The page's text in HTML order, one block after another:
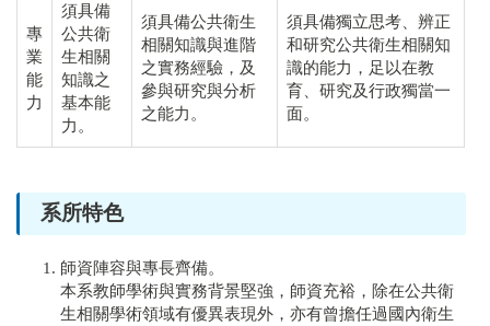
專
業
能
力
須具備
公共衛
生相關
知識之
基本能
力。
須具備公共衛生
相關知識與進階
之實務經驗，及
參與研究與分析
之能力。
須具備獨立思考、辨正
和研究公共衛生相關知
識的能力，足以在教
育、研究及行政獨當一
面。
系所特色
師資陣容與專長齊備。
本系教師學術與實務背景堅強，師資充裕，除在公共衛
生相關學術領域有優異表現外，亦有曾擔任過國內衛生